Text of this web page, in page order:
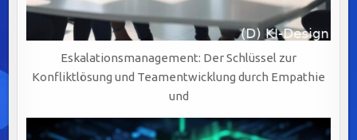
Eskalationsmanagement: Der Schlüssel zur
Konfliktlösung und Teamentwicklung durch Empathie
und